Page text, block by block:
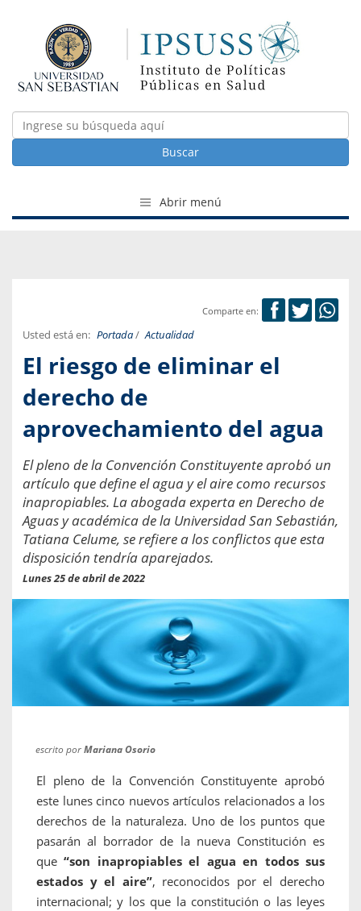
Buscar
Abrir menú
Comparte en:
Usted está en: Portada/ Actualidad
El riesgo de eliminar el
derecho de
aprovechamiento del agua
El pleno de la Convención Constituyente aprobó un
artículo que define el agua y el aire como recursos
inapropiables. La abogada experta en Derecho de
Aguas y académica de la Universidad San Sebastián,
Tatiana Celume, se refiere a los conflictos que esta
disposición tendría aparejados.
Lunes 25 de abril de 2022
escrito porMariana Osorio
El pleno de la Convención Constituyente aprobó
este lunes cinco nuevos artículos relacionados a los
derechos de la naturaleza. Uno de los puntos que
pasarán al borrador de la nueva Constitución es
que “son inapropiables el agua en todos sus
estados y el aire”, reconocidos por el derecho
internacional; y los que la constitución o las leyes